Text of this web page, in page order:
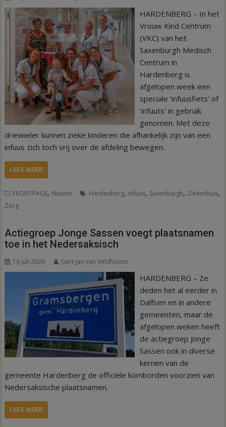
HARDENBERG – In het
Vrouw Kind Centrum
(VKC) van het
Saxenburgh Medisch
Centrum in
Hardenberg is
afgelopen week een
speciale ‘infuusfiets’ of
‘infuuts’ in gebruik
genomen. Met deze
driewieler kunnen zieke kinderen die afhankelijk zijn van een
infuus zich toch vrij over de afdeling bewegen.
LEES MEER
FRONTPAGE, Nieuws Hardenberg, infuus, Saxenburgh, Ziekenhuis,
Zorg
Actiegroep Jonge Sassen voegt plaatsnamen
toe in het Nedersaksisch
16 juli 2026 Gert-Jan van Veldhuizen
HARDENBERG – Ze
deden het al eerder in
Dalfsen en in andere
gemeenten, maar de
afgelopen weken heeft
de actiegroep Jonge
Sassen ook in diverse
kernen van de
gemeente Hardenberg de officiële komborden voorzien van
Nedersaksische plaatsnamen.
LEES MEER